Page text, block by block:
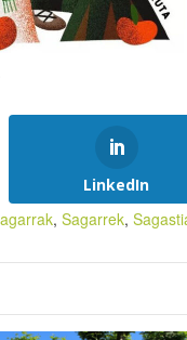
LinkedIn
, Sagarrek,